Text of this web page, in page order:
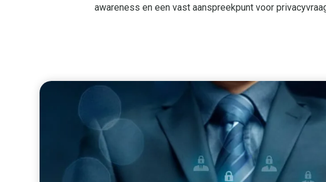
awareness en een vast aanspreekpunt voor